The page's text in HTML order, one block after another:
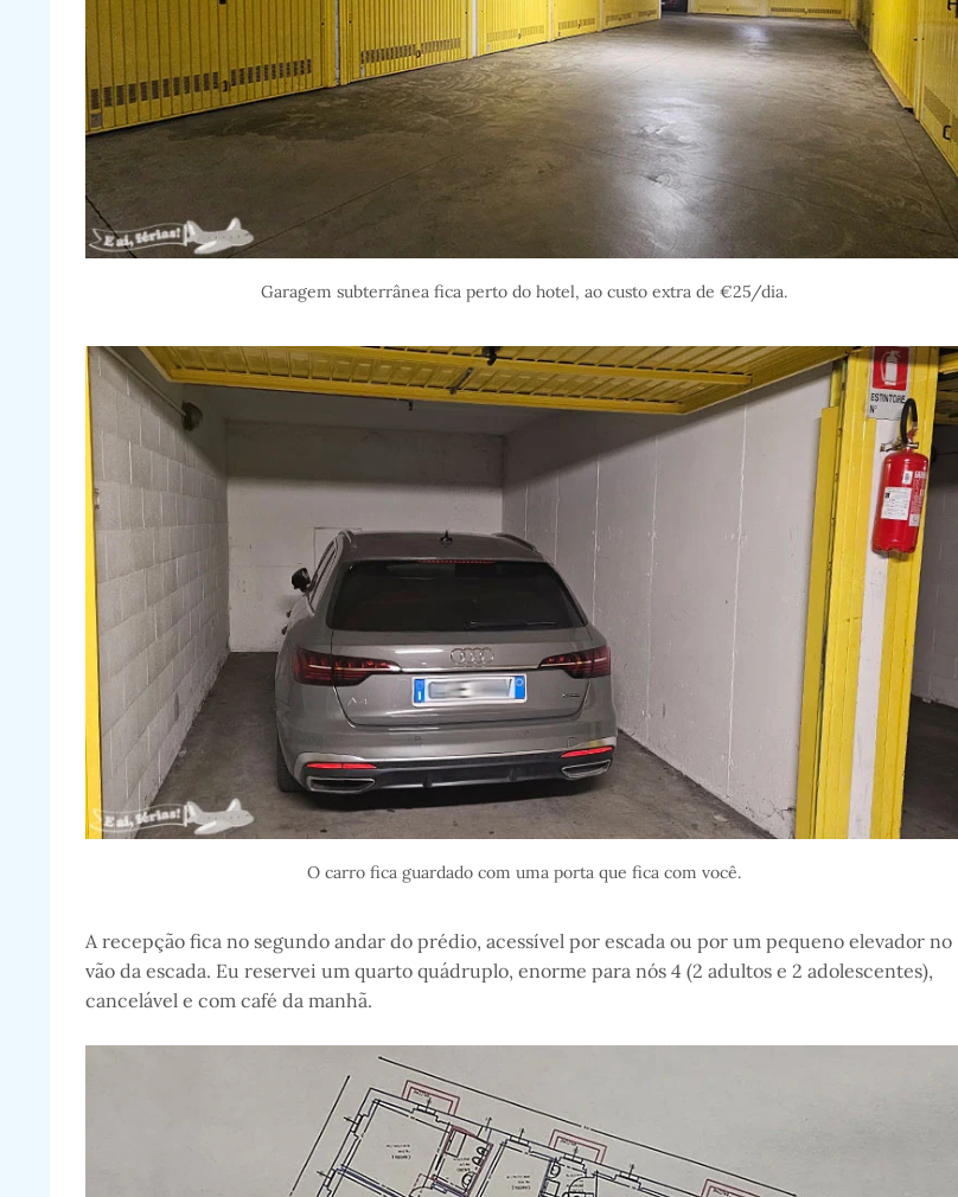
Garagem subterrânea fica perto do hotel, ao custo extra de €25/dia.
O carro fica guardado com uma porta que fica com você.
A recepção fica no segundo andar do prédio, acessível por escada ou por um pequeno elevador no
vão da escada. Eu reservei um quarto quádruplo, enorme para nós 4 (2 adultos e 2 adolescentes),
cancelável e com café da manhã.